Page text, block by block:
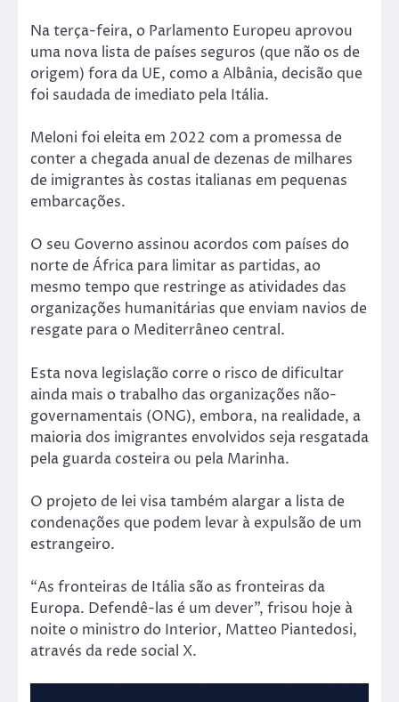
Na terça-feira, o Parlamento Europeu aprovou
uma nova lista de países seguros (que não os de
origem) fora da UE, como a Albânia, decisão que
foi saudada de imediato pela Itália.
Meloni foi eleita em 2022 com a promessa de
conter a chegada anual de dezenas de milhares
de imigrantes às costas italianas em pequenas
embarcações.
O seu Governo assinou acordos com países do
norte de África para limitar as partidas, ao
mesmo tempo que restringe as atividades das
organizações humanitárias que enviam navios de
resgate para o Mediterrâneo central.
Esta nova legislação corre o risco de dificultar
ainda mais o trabalho das organizações não-
governamentais (ONG), embora, na realidade, a
maioria dos imigrantes envolvidos seja resgatada
pela guarda costeira ou pela Marinha.
O projeto de lei visa também alargar a lista de
condenações que podem levar à expulsão de um
estrangeiro.
“As fronteiras de Itália são as fronteiras da
Europa. Defendê-las é um dever”, frisou hoje à
noite o ministro do Interior, Matteo Piantedosi,
através da rede social X.